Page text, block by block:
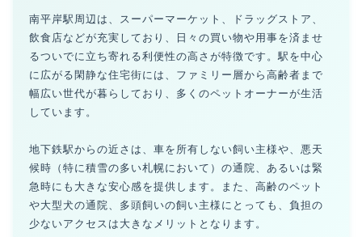
南平岸駅周辺は、スーパーマーケット、ドラッグストア、
飲食店などが充実しており、日々の買い物や用事を済ませ
るついでに立ち寄れる利便性の高さが特徴です。駅を中心
に広がる閑静な住宅街には、ファミリー層から高齢者まで
幅広い世代が暮らしており、多くのペットオーナーが生活
しています。
地下鉄駅からの近さは、車を所有しない飼い主様や、悪天
候時（特に積雪の多い札幌において）の通院、あるいは緊
急時にも大きな安心感を提供します。また、高齢のペット
や大型犬の通院、多頭飼いの飼い主様にとっても、負担の
少ないアクセスは大きなメリットとなります。